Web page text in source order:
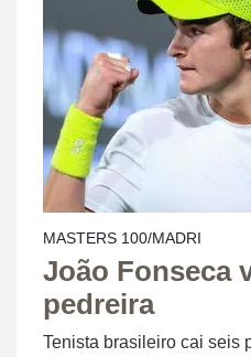
MASTERS 100/MADRI
João Fonseca
pedreira
Tenista brasileiro cai seis